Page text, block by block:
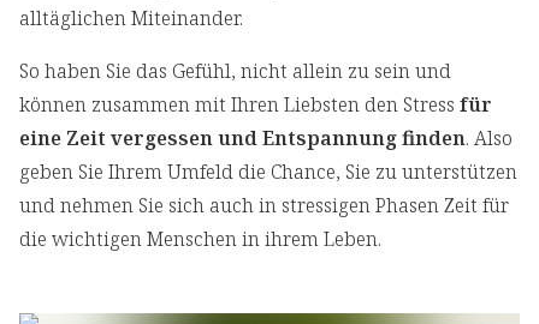
alltäglichen Miteinander.
So haben Sie das Gefühl, nicht allein zu sein und
können zusammen mit Ihren Liebsten den Stress für
eine Zeit vergessen und Entspannung finden. Also
geben Sie Ihrem Umfeld die Chance, Sie zu unterstützen
und nehmen Sie sich auch in stressigen Phasen Zeit für
die wichtigen Menschen in ihrem Leben.